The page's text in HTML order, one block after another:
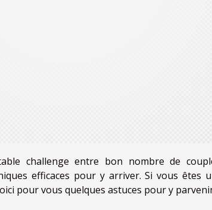
challenge entre bon nombre de
efficaces pour y arriver. Si vous êtes
pour vous quelques astuces pour y